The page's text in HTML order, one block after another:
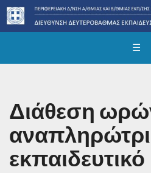
☰
Διάθεση
εκπαιδευτικό